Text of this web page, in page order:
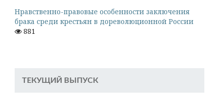
Нравственно-правовые особенности заключения
брака среди крестьян в дореволюционной России
881
ТЕКУЩИЙ ВЫПУСК